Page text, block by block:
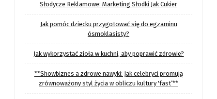
Słodycze Reklamowe: Marketing Słodki Jak Cukier
Jak pomóc dziecku przygotować się do egzaminu
ósmoklasisty?
Jak wykorzystać zioła w kuchni, aby poprawić zdrowie?
**Showbiznes a zdrowe nawyki: Jak celebryci promują
zrównoważony styl życia w obliczu kultury 'fast’**